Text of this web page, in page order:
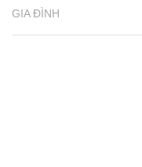
GIA ĐÌNH